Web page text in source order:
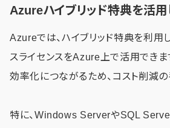
Azureハイブリッド特典を活
Azureでは、ハイブリッド特典を利用
スライセンスをAzure上で活用できま
効率化につながるため、コスト削減の
特に、Windows ServerやSQL